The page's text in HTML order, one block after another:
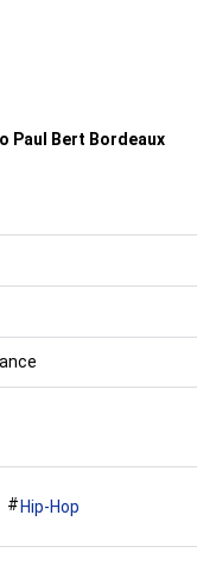
Paul Bert Bordeaux
Hip-Hop